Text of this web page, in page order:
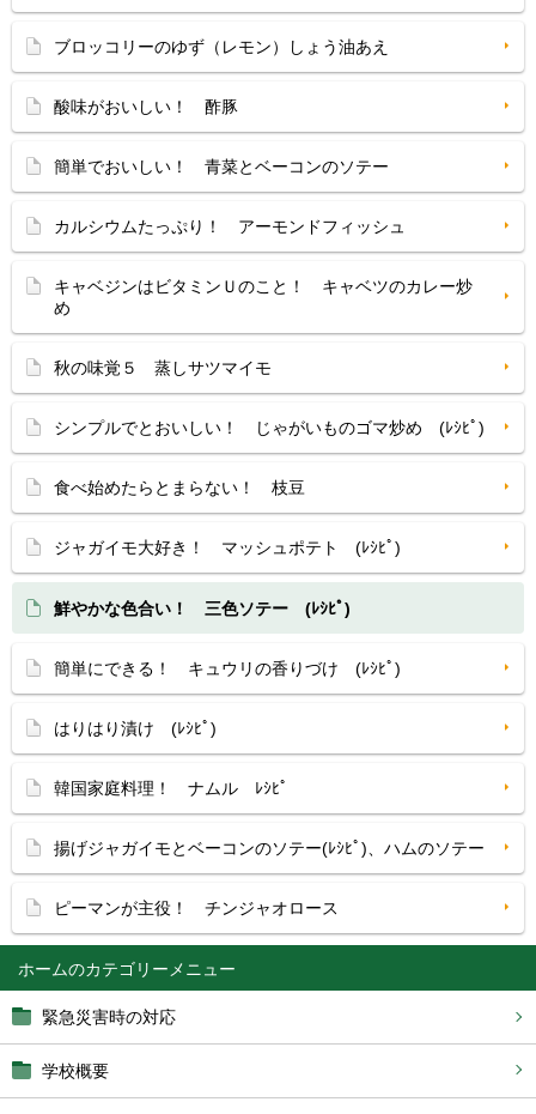
ホーム
緊急災害時の対応
学校概要
ブロッコリーのゆず（レモン）しょう油あえ
酸味がおいしい！ 酢豚
簡単でおいしい！ 青菜とベーコンのソテー
カルシウムたっぷり！ アーモンドフィッシュ
キャベジンはビタミンＵのこと！ キャベツのカレー炒
め
秋の味覚５ 蒸しサツマイモ
シンプルでとおいしい！ じゃがいものゴマ炒め (ﾚｼﾋﾟ)
食べ始めたらとまらない！ 枝豆
ジャガイモ大好き！ マッシュポテト (ﾚｼﾋﾟ)
鮮やかな色合い！ 三色ソテー (ﾚｼﾋﾟ)
簡単にできる！ キュウリの香りづけ (ﾚｼﾋﾟ)
はりはり漬け (ﾚｼﾋﾟ)
韓国家庭料理！ ナムル ﾚｼﾋﾟ
揚げジャガイモとベーコンのソテー(ﾚｼﾋﾟ)、ハムのソテー
ピーマンが主役！ チンジャオロース